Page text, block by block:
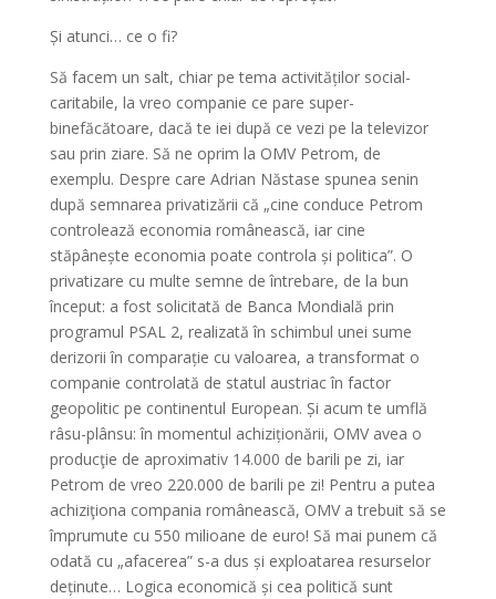
Și atunci… ce o fi?
Să facem un salt, chiar pe tema activităților social-
caritabile, la vreo companie ce pare super-
binefăcătoare, dacă te iei după ce vezi pe la televizor
sau prin ziare. Să ne oprim la OMV Petrom, de
exemplu. Despre care Adrian Năstase spunea senin
după semnarea privatizării că „cine conduce Petrom
controlează economia românească, iar cine
stăpânește economia poate controla și politica”. O
privatizare cu multe semne de întrebare, de la bun
început: a fost solicitată de Banca Mondială prin
programul PSAL 2, realizată în schimbul unei sume
derizorii în comparație cu valoarea, a transformat o
companie controlată de statul austriac în factor
geopolitic pe continentul European. Și acum te umflă
râsu-plânsu: în momentul achiziționării, OMV avea o
producţie de aproximativ 14.000 de barili pe zi, iar
Petrom de vreo 220.000 de barili pe zi! Pentru a putea
achiziţiona compania românească, OMV a trebuit să se
împrumute cu 550 milioane de euro! Să mai punem că
odată cu „afacerea” s-a dus și exploatarea resurselor
deținute… Logica economică și cea politică sunt